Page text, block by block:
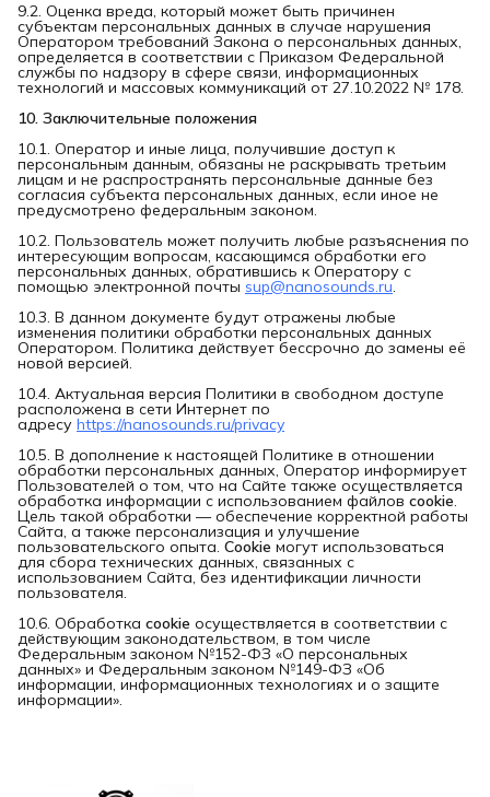
9.2. Оценка вреда, который может быть причинен
субъектам персональных данных в случае нарушения
Оператором требований Закона о персональных данных,
определяется в соответствии с Приказом Федеральной
службы по надзору в сфере связи, информационных
технологий и массовых коммуникаций от 27.10.2022 № 178.
10. Заключительные положения
10.1. Оператор и иные лица, получившие доступ к
персональным данным, обязаны не раскрывать третьим
лицам и не распространять персональные данные без
согласия субъекта персональных данных, если иное не
предусмотрено федеральным законом.
10.2. Пользователь может получить любые разъяснения по
интересующим вопросам, касающимся обработки его
персональных данных, обратившись к Оператору с
помощью электронной почты sup@nanosounds.ru.
10.3. В данном документе будут отражены любые
изменения политики обработки персональных данных
Оператором. Политика действует бессрочно до замены её
новой версией.
10.4. Актуальная версия Политики в свободном доступе
расположена в сети Интернет по
адресу https://nanosounds.ru/privacy
10.5. В дополнение к настоящей Политике в отношении
обработки персональных данных, Оператор информирует
Пользователей о том, что на Сайте также осуществляется
обработка информации с использованием файлов cookie.
Цель такой обработки — обеспечение корректной работы
Сайта, а также персонализация и улучшение
пользовательского опыта. Cookie могут использоваться
для сбора технических данных, связанных с
использованием Сайта, без идентификации личности
пользователя.
10.6. Обработка cookie осуществляется в соответствии с
действующим законодательством, в том числе
Федеральным законом №152-ФЗ «О персональных
данных» и Федеральным законом №149-ФЗ «Об
информации, информационных технологиях и о защите
информации».